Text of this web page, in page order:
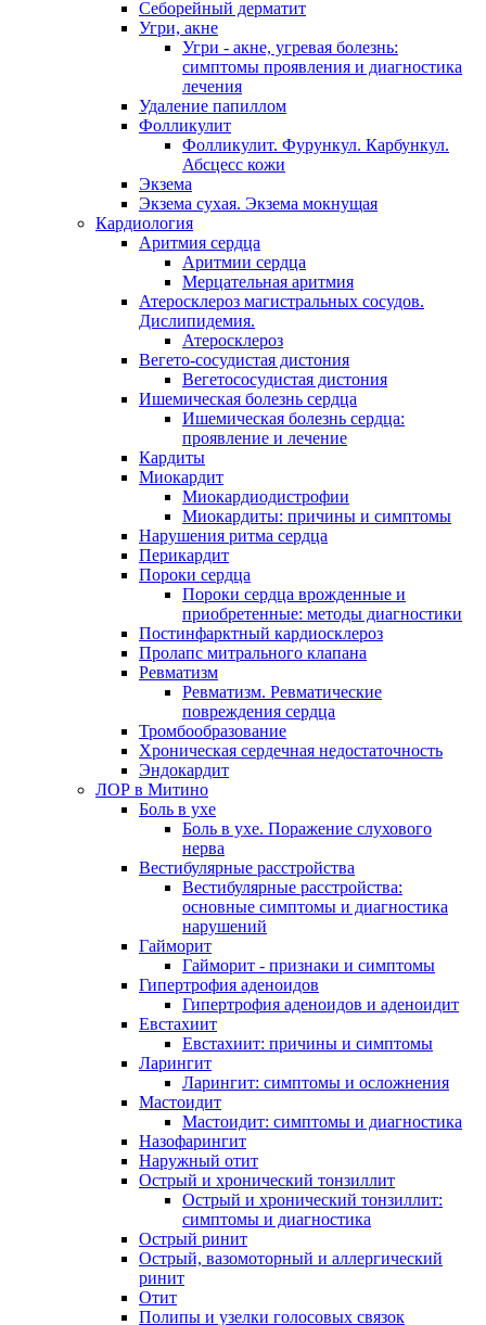
Себорейный дерматит
Угри, акне
Угри - акне, угревая болезнь:
симптомы проявления и диагностика
лечения
Удаление папиллом
Фолликулит
Фолликулит. Фурункул. Карбункул.
Абсцесс кожи
Экзема
Экзема сухая. Экзема мокнущая
Кардиология
Аритмия сердца
Аритмии сердца
Мерцательная аритмия
Атеросклероз магистральных сосудов.
Дислипидемия.
Атеросклероз
Вегето-сосудистая дистония
Вегетососудистая дистония
Ишемическая болезнь сердца
Ишемическая болезнь сердца:
проявление и лечение
Кардиты
Миокардит
Миокардиодистрофии
Миокардиты: причины и симптомы
Нарушения ритма сердца
Перикардит
Пороки сердца
Пороки сердца врожденные и
приобретенные: методы диагностики
Постинфарктный кардиосклероз
Пролапс митрального клапана
Ревматизм
Ревматизм. Ревматические
повреждения сердца
Тромбообразование
Хроническая сердечная недостаточность
Эндокардит
ЛОР в Митино
Боль в ухе
Боль в ухе. Поражение слухового
нерва
Вестибулярные расстройства
Вестибулярные расстройства:
основные симптомы и диагностика
нарушений
Гайморит
Гайморит - признаки и симптомы
Гипертрофия аденоидов
Гипертрофия аденоидов и аденоидит
Евстахиит
Евстахиит: причины и симптомы
Ларингит
Ларингит: симптомы и осложнения
Мастоидит
Мастоидит: симптомы и диагностика
Назофарингит
Наружный отит
Острый и хронический тонзиллит
Острый и хронический тонзиллит:
симптомы и диагностика
Острый ринит
Острый, вазомоторный и аллергический
ринит
Отит
Полипы и узелки голосовых связок